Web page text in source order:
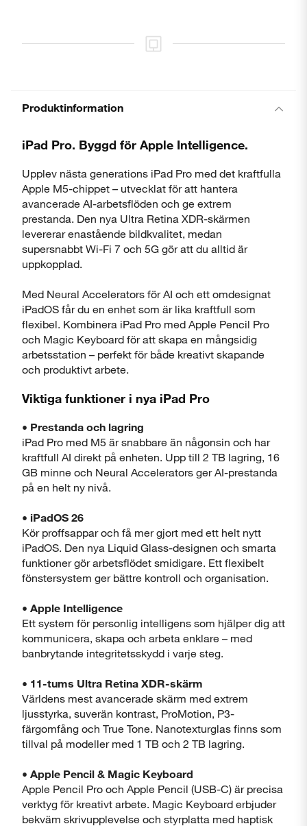
Produktinformation
iPad Pro. Byggd för Apple Intelligence.
Upplev nästa generations iPad Pro med det kraftfulla
Apple M5-chippet – utvecklat för att hantera
avancerade AI-arbetsflöden och ge extrem
prestanda. Den nya Ultra Retina XDR-skärmen
levererar enastående bildkvalitet, medan
supersnabbt Wi-Fi 7 och 5G gör att du alltid är
uppkopplad.
Med Neural Accelerators för AI och ett omdesignat
iPadOS får du en enhet som är lika kraftfull som
flexibel. Kombinera iPad Pro med Apple Pencil Pro
och Magic Keyboard för att skapa en mångsidig
arbetsstation – perfekt för både kreativt skapande
och produktivt arbete.
Viktiga funktioner i nya iPad Pro
• Prestanda och lagring
iPad Pro med M5 är snabbare än någonsin och har
kraftfull AI direkt på enheten. Upp till 2 TB lagring, 16
GB minne och Neural Accelerators ger AI-prestanda
på en helt ny nivå.
• iPadOS 26
Kör proffsappar och få mer gjort med ett helt nytt
iPadOS. Den nya Liquid Glass-designen och smarta
funktioner gör arbetsflödet smidigare. Ett flexibelt
fönstersystem ger bättre kontroll och organisation.
• Apple Intelligence
Ett system för personlig intelligens som hjälper dig att
kommunicera, skapa och arbeta enklare – med
banbrytande integritetsskydd i varje steg.
• 11-tums Ultra Retina XDR-skärm
Världens mest avancerade skärm med extrem
ljusstyrka, suverän kontrast, ProMotion, P3-
färgomfång och True Tone. Nanotexturglas finns som
tillval på modeller med 1 TB och 2 TB lagring.
• Apple Pencil & Magic Keyboard
Apple Pencil Pro och Apple Pencil (USB-C) är precisa
verktyg för kreativt arbete. Magic Keyboard erbjuder
bekväm skrivupplevelse och styrplatta med haptisk
Stäng
Stäng